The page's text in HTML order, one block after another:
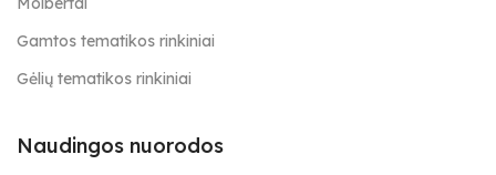
Gamtos tematikos rinkiniai
Gėlių tematikos rinkiniai
Naudingos nuorodos